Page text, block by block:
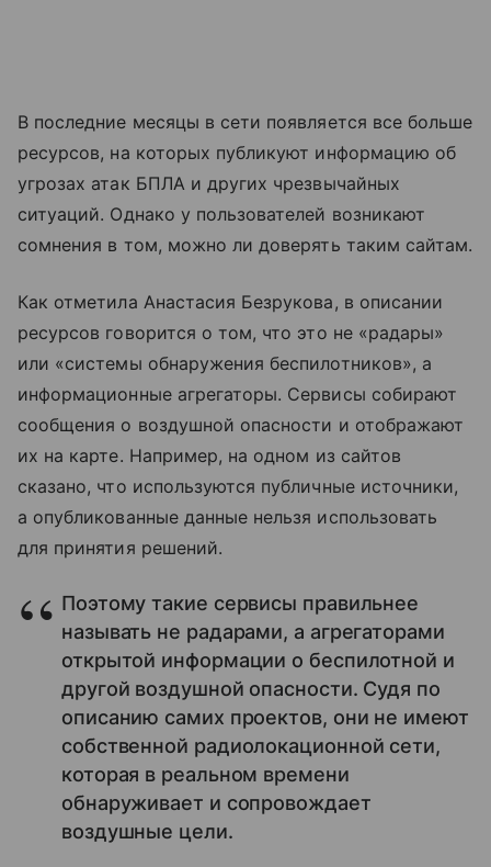
В последние месяцы в сети появляется все больше
ресурсов, на которых публикуют информацию об
угрозах атак БПЛА и других чрезвычайных
ситуаций. Однако у пользователей возникают
сомнения в том, можно ли доверять таким сайтам.
Как отметила Анастасия Безрукова, в описании
ресурсов говорится о том, что это не «радары»
или «системы обнаружения беспилотников», а
информационные агрегаторы. Сервисы собирают
сообщения о воздушной опасности и отображают
их на карте. Например, на одном из сайтов
сказано, что используются публичные источники,
а опубликованные данные нельзя использовать
для принятия решений.
Поэтому такие сервисы правильнее
называть не радарами, а агрегаторами
открытой информации о беспилотной и
другой воздушной опасности. Судя по
описанию самих проектов, они не имеют
собственной радиолокационной сети,
которая в реальном времени
обнаруживает и сопровождает
воздушные цели.